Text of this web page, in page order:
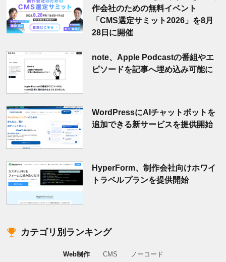
作会社のための無料イベント
「CMS選定サミット2026」を8月
28日に開催
note、Apple Podcastの番組やエ
ピソードを記事へ埋め込み可能に
WordPressにAIチャットボットを
追加できる新サービスを提供開始
HyperForm、制作会社向けホワイ
トラベルプランを提供開始
カテゴリ別ランキング
Web制作 CMS ノーコード